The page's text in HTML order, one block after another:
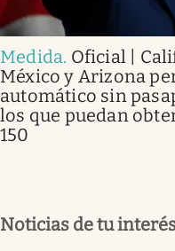
Medida. Oficial |
México y Arizona
automático sin
los que puedan
150
Noticias de tu